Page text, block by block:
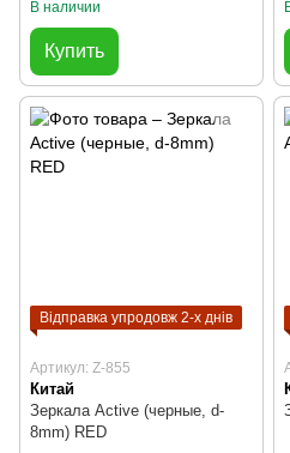
В наличии
Купить
Відправка упродовж 2-х днів
Артикул: Z-855
Китай
Зеркала Active (черные, d-
8mm) RED